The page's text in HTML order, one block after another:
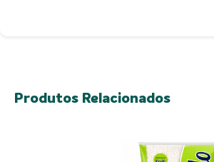
Produtos Relacionados